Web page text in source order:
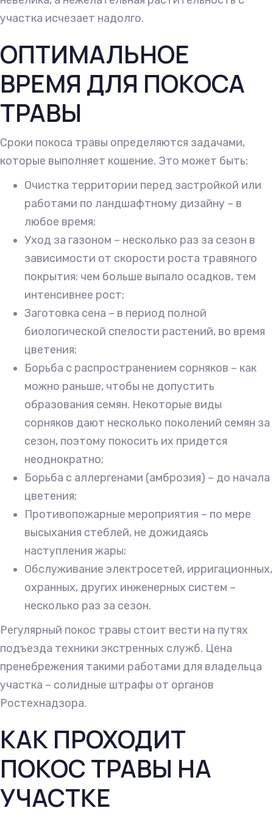
участка исчезает надолго.
ОПТИМАЛЬНОЕ
ВРЕМЯ ДЛЯ ПОКОСА
ТРАВЫ
Сроки покоса травы определяются задачами,
которые выполняет кошение. Это может быть:
Очистка территории перед застройкой или
работами по ландшафтному дизайну – в
любое время;
Уход за газоном – несколько раз за сезон в
зависимости от скорости роста травяного
покрытия: чем больше выпало осадков, тем
интенсивнее рост;
Заготовка сена – в период полной
биологической спелости растений, во время
цветения;
Борьба с распространением сорняков – как
можно раньше, чтобы не допустить
образования семян. Некоторые виды
сорняков дают несколько поколений семян за
сезон, поэтому покосить их придется
неоднократно;
Борьба с аллергенами (амброзия) – до начала
цветения;
Противопожарные мероприятия – по мере
высыхания стеблей, не дожидаясь
наступления жары;
Обслуживание электросетей, ирригационных,
охранных, других инженерных систем –
несколько раз за сезон.
Регулярный покос травы стоит вести на путях
подъезда техники экстренных служб. Цена
пренебрежения такими работами для владельца
участка – солидные штрафы от органов
Ростехнадзора.
КАК ПРОХОДИТ
ПОКОС ТРАВЫ НА
УЧАСТКЕ